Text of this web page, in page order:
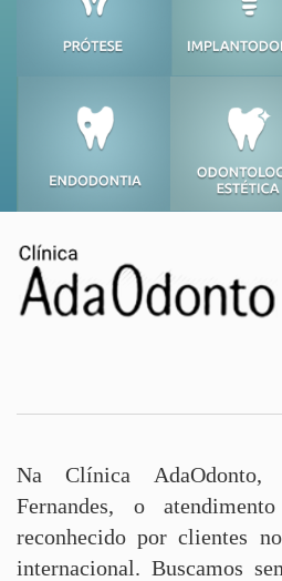
Na Clínica
Fernandes, o
reconhecido por clientes
internacional. Buscamos